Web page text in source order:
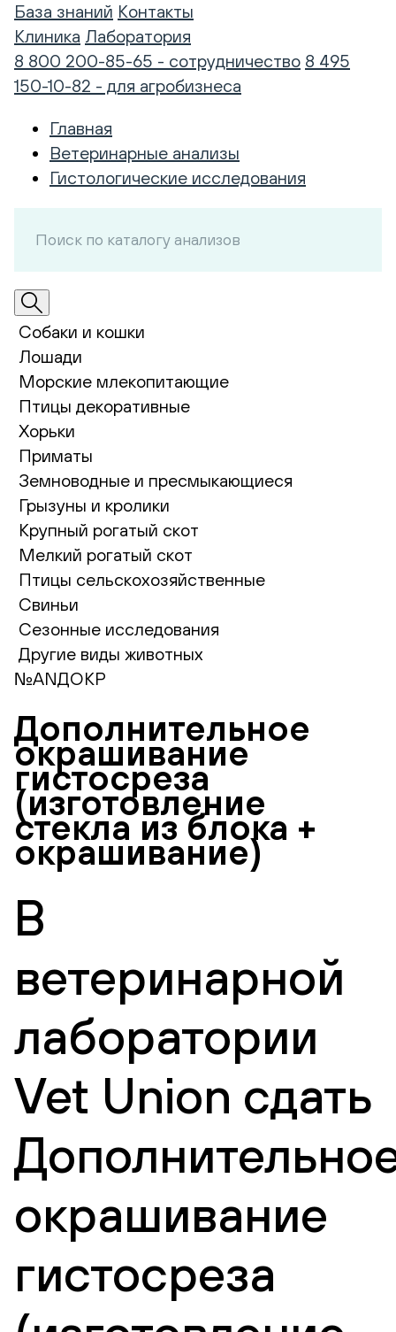
База знаний Контакты
Клиника Лаборатория
8 800 200-85-65 - сотрудничество 8 495
150-10-82 - для агробизнеса
Главная
Ветеринарные анализы
Гистологические исследования
Собаки и кошки
Лошади
Морские млекопитающие
Птицы декоративные
Хорьки
Приматы
Земноводные и пресмыкающиеся
Грызуны и кролики
Крупный рогатый скот
Мелкий рогатый скот
Птицы сельскохозяйственные
Свиньи
Сезонные исследования
Другие виды животных
№ANДОКР
Дополнительное
окрашивание
гистосреза
(изготовление
стекла из блока +
окрашивание)
В
ветеринарной
лаборатории
Vet Union сдать
окрашивание
гистосреза